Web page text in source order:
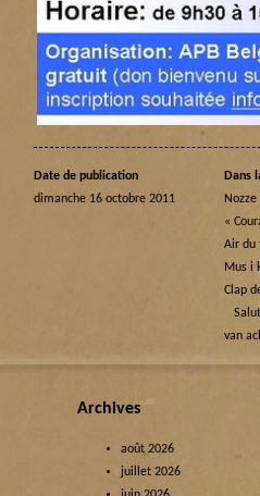
Date de publication
dimanche 16 octobre 2011
Dans
«
Air du
Mus i
Clap
van
Archives
août 2026
juillet 2026